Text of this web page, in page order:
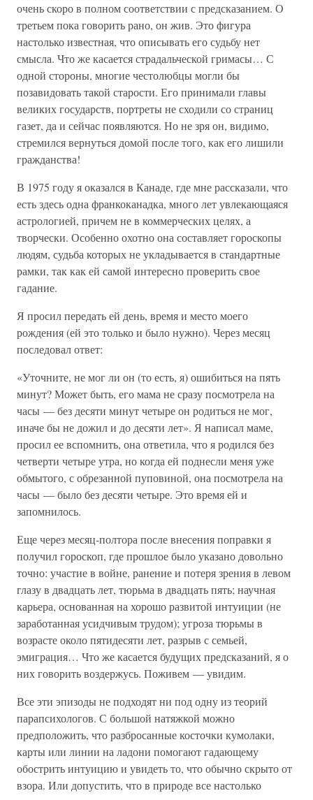
очень скоро в полном соответствии с предсказанием. О
третьем пока говорить рано, он жив. Это фигура
настолько известная, что описывать его судьбу нет
смысла. Что же касается страдальческой гримасы… С
одной стороны, многие честолюбцы могли бы
позавидовать такой старости. Его принимали главы
великих государств, портреты не сходили со страниц
газет, да и сейчас появляются. Но не зря он, видимо,
стремился вернуться домой после того, как его лишили
гражданства!
В 1975 году я оказался в Канаде, где мне рассказали, что
есть здесь одна франкоканадка, много лет увлекающаяся
астрологией, причем не в коммерческих целях, а
творчески. Особенно охотно она составляет гороскопы
людям, судьба которых не укладывается в стандартные
рамки, так как ей самой интересно проверить свое
гадание.
Я просил передать ей день, время и место моего
рождения (ей это только и было нужно). Через месяц
последовал ответ:
«Уточните, не мог ли он (то есть, я) ошибиться на пять
минут? Может быть, его мама не сразу посмотрела на
часы — без десяти минут четыре он родиться не мог,
иначе бы не дожил и до десяти лет». Я написал маме,
просил ее вспомнить, она ответила, что я родился без
четверти четыре утра, но когда ей поднесли меня уже
обмытого, с обрезанной пуповиной, она посмотрела на
часы — было без десяти четыре. Это время ей и
запомнилось.
Еще через месяц-полтора после внесения поправки я
получил гороскоп, где прошлое было указано довольно
точно: участие в войне, ранение и потеря зрения в левом
глазу в двадцать лет, тюрьма в двадцать пять; научная
карьера, основанная на хорошо развитой интуиции (не
заработанная усидчивым трудом); угроза тюрьмы в
возрасте около пятидесяти лет, разрыв с семьей,
эмиграция… Что же касается будущих предсказаний, я о
них говорить воздержусь. Поживем — увидим.
Все эти эпизоды не подходят ни под одну из теорий
парапсихологов. С большой натяжкой можно
предположить, что разбросанные косточки кумолаки,
карты или линии на ладони помогают гадающему
обострить интуицию и увидеть то, что обычно скрыто от
взора. Или допустить, что в природе все настолько